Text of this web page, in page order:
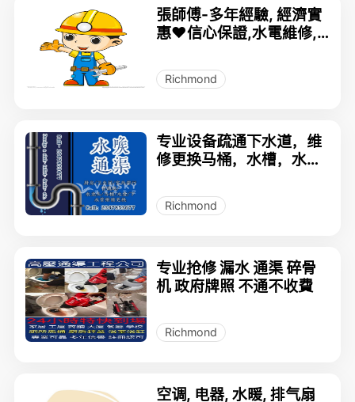
張師傅-多年經驗, 經濟實
惠❤️信心保證,水電維修,
9-7755)
Richmond
专业设备疏通下水道，维
修更换马桶，水槽，水龙
Richmond
专业抢修 漏水 通渠 碎骨
机 政府牌照 不通不收費
Richmond
空调, 电器, 水暖, 排气扇